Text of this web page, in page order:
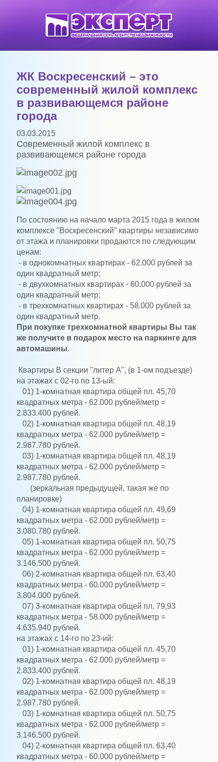
ЖК Воскресенский – это
современный жилой комплекс
в развивающемся районе
города
03.03.2015
Современный жилой комплекс в
развивающемся районе города
По состоянию на начало марта 2015 года в жилом
комплексе "Воскресенский" квартиры независимо
от этажа и планировки продаются по следующим
ценам:
- в однокомнатных квартирах - 62.000 рублей за
один квадратный метр;
- в двухкомнатных квартирах - 60.000 рублей за
один квадратный метр;
- в трехкомнатных квартирах - 58.000 рублей за
один квадратный метр.
При покупке трехкомнатной квартиры Вы так
же получите в подарок место на паркинге для
автомашины.
Квартиры В секции "литер А", (в 1-ом подъезде)
на этажах с 02-го по 13-ый:
01) 1-комнатная квартира общей пл. 45,70
квадратных метра - 62.000 рублей/метр =
2.833.400 рублей.
02) 1-комнатная квартира общей пл. 48,19
квадратных метра - 62.000 рублей/метр =
2.987.780 рублей.
03) 1-комнатная квартира общей пл. 48,19
квадратных метра - 62.000 рублей/метр =
2.987.780 рублей.
(зеркальная предыдущей, такая же по
планировке)
04) 1-комнатная квартира общей пл. 49,69
квадратных метра - 62.000 рублей/метр =
3.080.780 рублей.
05) 1-комнатная квартира общей пл. 50,75
квадратных метра - 62.000 рублей/метр =
3.146.500 рублей.
06) 2-комнатная квартира общей пл. 63,40
квадратных метра - 60.000 рублей/метр =
3.804.000 рублей.
07) 3-комнатная квартира общей пл. 79,93
квадратных метра - 58.000 рублей/метр =
4.635.940 рублей.
на этажах с 14-го по 23-ий:
01) 1-комнатная квартира общей пл. 45,70
квадратных метра - 62.000 рублей/метр =
2.833.400 рублей.
02) 1-комнатная квартира общей пл. 48,19
квадратных метра - 62.000 рублей/метр =
2.987.780 рублей.
03) 1-комнатная квартира общей пл. 50,75
квадратных метра - 62.000 рублей/метр =
3.146.500 рублей.
04) 2-комнатная квартира общей пл. 63,40
квадратных метра - 60.000 рублей/метр =